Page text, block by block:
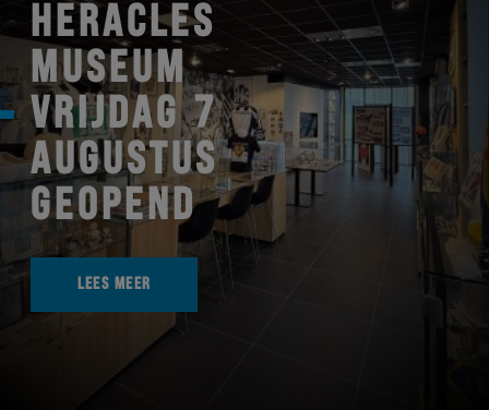
HERACLES
MUSEUM
VRIJDAG 7
AUGUSTUS
GEOPEND
LEES MEER